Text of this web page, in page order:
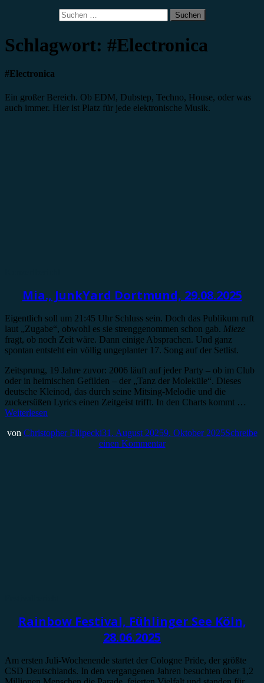
Suchen
nach:
Schlagwort: #Electronica
#Electronica
Ein großer Bereich. Ob EDM, Dubstep, Techno, House, oder was
auch immer. Hier ist Platz für jede elektronische Musik.
Mia., JunkYard Dortmund, 29.08.2025
Eigentlich soll um 21:45 Uhr Schluss sein. Doch das Publikum ruft
laut „Zugabe“, obwohl es sie strenggenommen schon gab. Mieze
fragt, ob noch Zeit wäre. Dann einige Absprachen. Und ganz
spontan entsteht ein völlig ungeplanter 17. Song auf der Setlist.
Zeitsprung, 19 Jahre zuvor: 2006 läuft auf jeder Party – ob im Club
oder in heimischen Gefilden – der „Tanz der Moleküle“. Dieses
deutsche Kleinod, das durch seine Mitsing-Melodie und die
zuckersüßen Lyrics einen Zeitgeist trifft. In den Charts kommt …
Weiterlesen
von Christopher Filipecki31. August 20259. Oktober 2025Schreibe
einen Kommentar
Rainbow Festival, Fühlinger See Köln,
28.06.2025
Am ersten Juli-Wochenende startet der Cologne Pride, der größte
CSD Deutschlands. In den vergangenen Jahren besuchten über 1,2